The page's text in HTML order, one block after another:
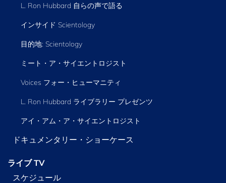
L. Ron Hubbard 自らの声で語る
インサイド Scientology
目的地: Scientology
ミート・ア・サイエントロジスト
Voices フォー・ヒューマニティ
L. Ron Hubbard ライブラリー プレゼンツ
アイ・アム・ア・サイエントロジスト
ドキュメンタリー・ショーケース
ライブ TV
スケジュール